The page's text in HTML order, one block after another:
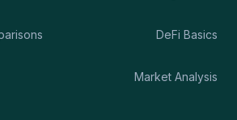
DeFi Basics
Market Analysis